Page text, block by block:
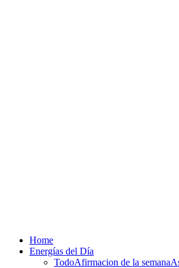
Home
Energías del Día
TodoAfirmacion de la semana